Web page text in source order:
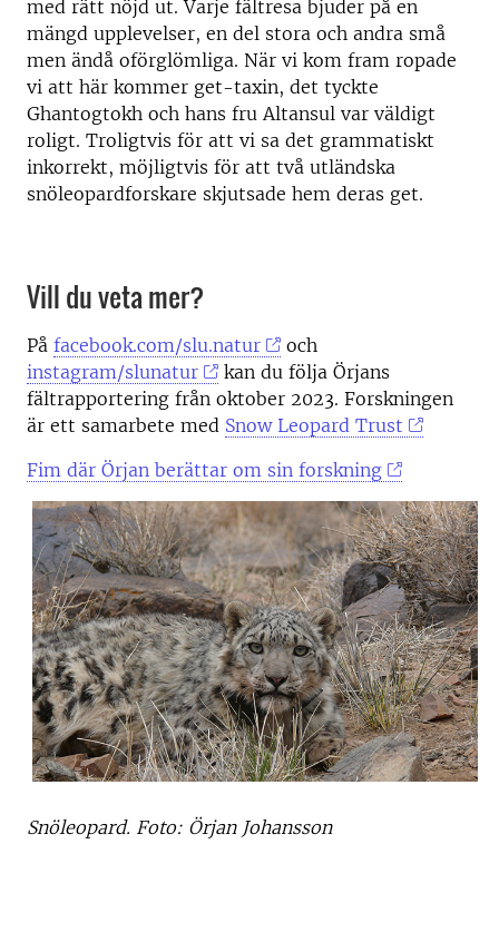
med rätt nöjd ut. Varje fältresa bjuder på en
mängd upplevelser, en del stora och andra små
men ändå oförglömliga. När vi kom fram ropade
vi att här kommer get-taxin, det tyckte
Ghantogtokh och hans fru Altansul var väldigt
roligt. Troligtvis för att vi sa det grammatiskt
inkorrekt, möjligtvis för att två utländska
snöleopardforskare skjutsade hem deras get.
Vill du veta mer?
På facebook.com/slu.natur
och
instagram/slunatur
kan du följa Örjans
fältrapportering från oktober 2023. Forskningen
är ett samarbete med Snow Leopard Trust
Fim där Örjan berättar om sin forskning
Snöleopard. Foto: Örjan Johansson